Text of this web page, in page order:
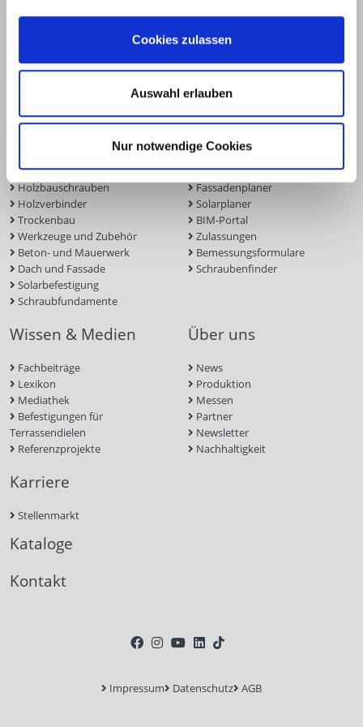
Cookies zulassen
Auswahl erlauben
Nur notwendige Cookies
info@eurotec.team
Produkte
Terrassen- und Gartenbau
Ingenieurholzbau
Holzbauschrauben
Holzverbinder
Trockenbau
Werkzeuge und Zubehör
Beton- und Mauerwerk
Dach und Fassade
Solarbefestigung
Schraubfundamente
Service
Terrassenplaner
ECS-Software
Fassadenplaner
Solarplaner
BIM-Portal
Zulassungen
Bemessungsformulare
Schraubenfinder
Wissen & Medien
Fachbeiträge
Lexikon
Mediathek
Befestigungen für
Terrassendielen
Referenzprojekte
Über uns
News
Produktion
Messen
Partner
Newsletter
Nachhaltigkeit
Karriere
Stellenmarkt
Kataloge
Kontakt
Impressum Datenschutz AGB